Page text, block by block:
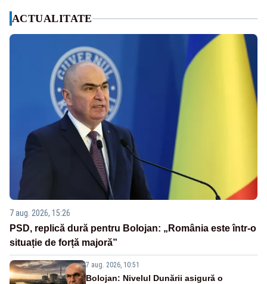
ACTUALITATE
7 aug. 2026, 15:26
PSD, replică dură pentru Bolojan: „România este într-o
situație de forță majoră”
7 aug. 2026, 10:51
Bolojan: Nivelul Dunării asigură o